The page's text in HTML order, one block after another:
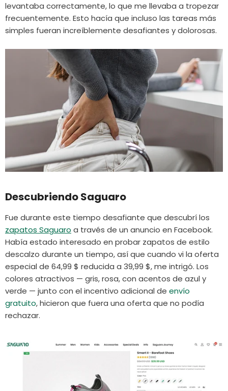
levantaba correctamente, lo que me llevaba a tropezar
frecuentemente. Esto hacía que incluso las tareas más
simples fueran increíblemente desafiantes y dolorosas.
Descubriendo Saguaro
Fue durante este tiempo desafiante que descubrí los
zapatos Saguaro a través de un anuncio en Facebook.
Había estado interesado en probar zapatos de estilo
descalzo durante un tiempo, así que cuando vi la oferta
especial de 64,99 $ reducida a 39,99 $, me intrigó. Los
colores atractivos — gris, rosa, con acentos de azul y
verde — junto con el incentivo adicional de envío
gratuito, hicieron que fuera una oferta que no podía
rechazar.